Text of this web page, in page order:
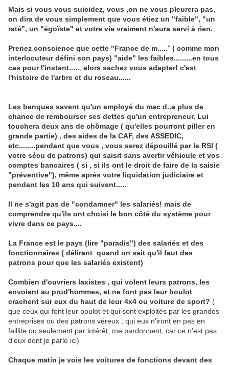
Mais si vous vous suicidez, vous ,on ne vous pleurera pas,
on dira de vous simplement que vous étiez un "faible", "un
raté", un "égoïste" et votre vie vraiment n'aura servi à rien.
Prenez conscience que cette "France de m....." ( comme mon
interlocuteur défini son pays) "aide" les faibles.........en tous
cas pour l'instant.....; alors sachez vous adapter! c'est
l'histoire de l'arbre et du roseau......
Les banques savent qu'un employé du mac d..a plus de
chance de rembourser ses dettes qu'un entrepreneur. Lui
touchera deux ans de chômage ( qu'elles pourront piller en
grande partie) , des aides de la CAF, des ASSEDIC,
etc........pendant que vous , vous serez dépouillé par le RSI (
votre sécu de patrons) qui saisit sans avertir véhicule et vos
comptes bancaires ( si , si ils ont le droit de faire de la saisie
"préventive"), même après votre liquidation judiciaire et
pendant les 10 ans qui suivent.....
Il ne s'agit pas de "condamner" les salariés! mais de
comprendre qu'ils ont choisi le bon côté du système pour
vivre dans ce pays....
La France est le pays (lire "paradis") des salariés et des
fonctionnaires ( délirant quand on sait qu'il faut des
patrons pour que les salariés existent)
Combien d'ouvriers laxistes , qui volent leurs patrons, les
envoient au prud'hommes, et ne font pas leur boulot
crachent sur eux du haut de leur 4x4 ou voiture de sport? (
que ceux qui font leur boulot et qui sont exploités par les grandes
entreprises ou des patrons véreux , qui eux n'iront en pas en
faillite ou seulement par intérêt, me pardonnent, car ce n'est pas
d'eux dont je parle ici)
Chaque matin je vois les voitures de fonctions devant des